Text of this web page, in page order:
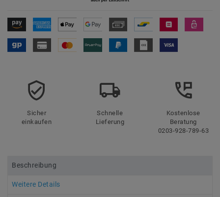
Sicher
einkaufen
Schnelle
Lieferung
Kostenlose
Beratung
0203-928-789-63
Beschreibung
Weitere Details